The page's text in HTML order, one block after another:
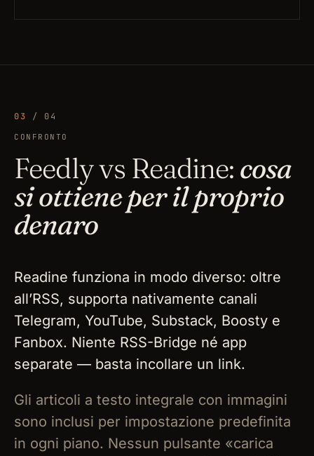
03 / 04
CONFRONTO
Feedly vs Readine: cosa
si ottiene per il proprio
denaro
Readine funziona in modo diverso: oltre
all’RSS, supporta nativamente canali
Telegram, YouTube, Substack, Boosty e
Fanbox. Niente RSS-Bridge né app
separate — basta incollare un link.
Gli articoli a testo integrale con immagini
sono inclusi per impostazione predefinita
in ogni piano. Nessun pulsante «carica